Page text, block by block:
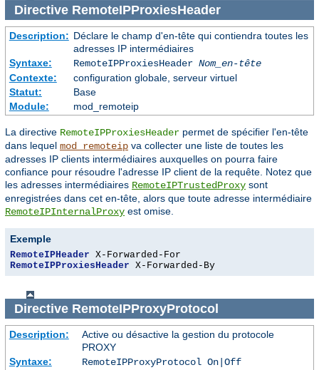
Directive RemoteIPProxiesHeader
Description: Déclare le champ d'en-tête qui contiendra toutes les
adresses IP intermédiaires
Syntaxe:
RemoteIPProxiesHeader Nom_en-tête
Contexte:
configuration globale, serveur virtuel
Statut:
Base
Module:
mod_remoteip
La directive RemoteIPProxiesHeader permet de spécifier l'en-tête
dans lequel mod_remoteip va collecter une liste de toutes les
adresses IP clients intermédiaires auxquelles on pourra faire
confiance pour résoudre l'adresse IP client de la requête. Notez que
les adresses intermédiaires RemoteIPTrustedProxy sont
enregistrées dans cet en-tête, alors que toute adresse intermédiaire
RemoteIPInternalProxy est omise.
Exemple
RemoteIPHeader
RemoteIPProxiesHeader X-Forwarded-By
Directive RemoteIPProxyProtocol
Description:
Active ou désactive la gestion du protocole
PROXY
Syntaxe:
RemoteIPProxyProtocol On|Off